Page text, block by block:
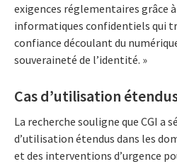
exigences réglementaires grâce à
informatiques confidentiels qui
confiance découlant du
souveraineté de l’identité. »
Cas d’utilisation
La recherche souligne que CGI a
d’utilisation étendus dans les
et des interventions d’urgence